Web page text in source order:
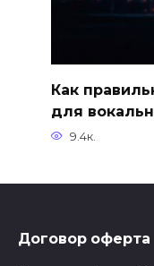
Как
для
9.4к.
Договор оферта